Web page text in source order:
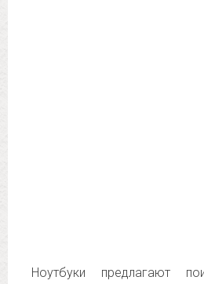
Ноутбуки предлагают